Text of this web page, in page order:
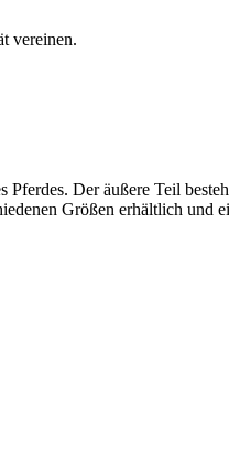
vereinen.
Der äußere Teil
Größen erhältlich und